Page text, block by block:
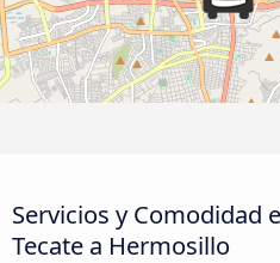
Servicios y Comodidad
Tecate a Hermosillo